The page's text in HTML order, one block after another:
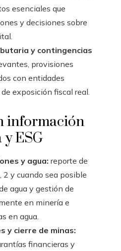
esenciales que
y decisiones sobre
y contingencias
provisiones
con entidades
exposición fiscal real.
información
ESG
y agua: reporte de
2 y cuando sea posible
agua y gestión de
en minería e
en agua.
y cierre de minas:
financieras y